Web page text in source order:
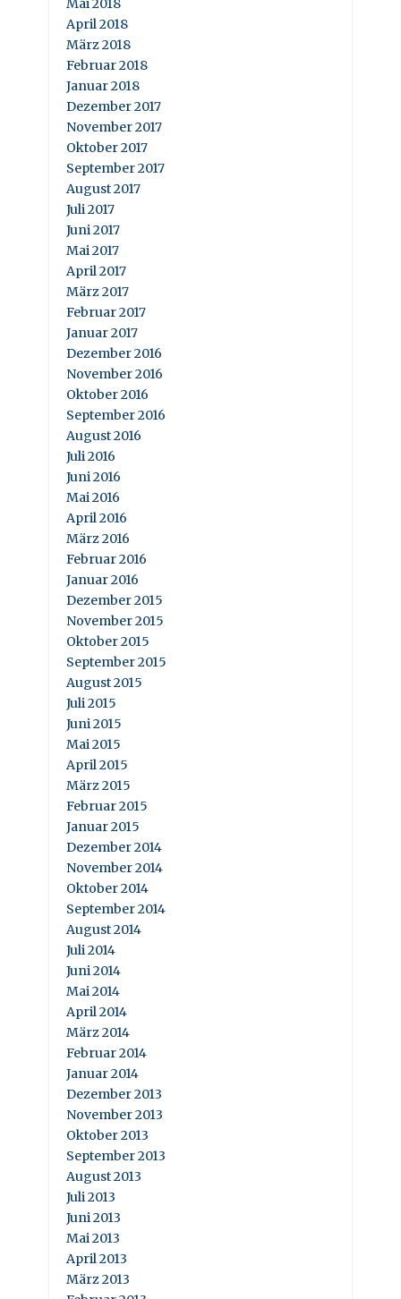
Mai 2018
April 2018
März 2018
Februar 2018
Januar 2018
Dezember 2017
November 2017
Oktober 2017
September 2017
August 2017
Juli 2017
Juni 2017
Mai 2017
April 2017
März 2017
Februar 2017
Januar 2017
Dezember 2016
November 2016
Oktober 2016
September 2016
August 2016
Juli 2016
Juni 2016
Mai 2016
April 2016
März 2016
Februar 2016
Januar 2016
Dezember 2015
November 2015
Oktober 2015
September 2015
August 2015
Juli 2015
Juni 2015
Mai 2015
April 2015
März 2015
Februar 2015
Januar 2015
Dezember 2014
November 2014
Oktober 2014
September 2014
August 2014
Juli 2014
Juni 2014
Mai 2014
April 2014
März 2014
Februar 2014
Januar 2014
Dezember 2013
November 2013
Oktober 2013
September 2013
August 2013
Juli 2013
Juni 2013
Mai 2013
April 2013
März 2013